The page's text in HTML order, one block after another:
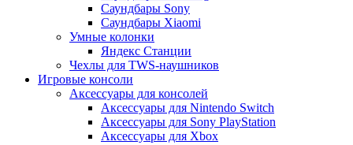
Саундбары Sony
Саундбары Xiaomi
Умные колонки
Яндекс Станции
Чехлы для TWS-наушников
Игровые консоли
Аксессуары для консолей
Аксессуары для Nintendo Switch
Аксессуары для Sony PlayStation
Аксессуары для Xbox